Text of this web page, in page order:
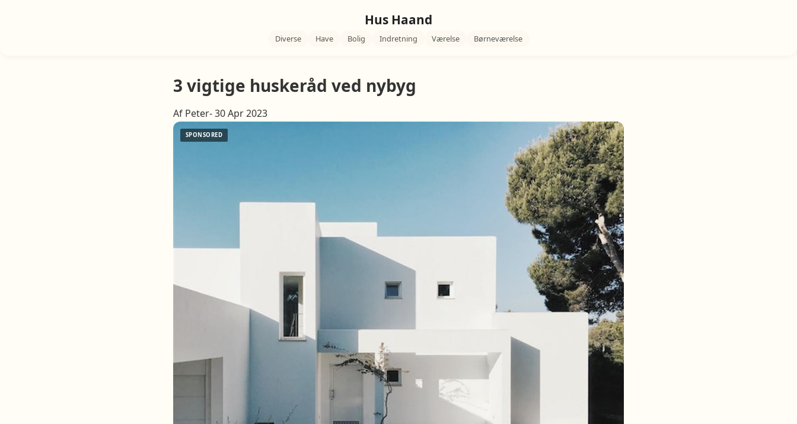
Hus Haand
Diverse Have Bolig Indretning Værelse Børneværelse
3 vigtige huskeråd ved nybyg
Af Peter- 30 Apr 2023